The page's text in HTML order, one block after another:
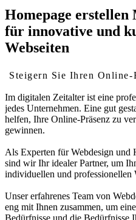
Homepage
für innovative und
Webseiten
Steigern Sie Ihren
Im digitalen Zeitalter ist eine
jedes Unternehmen. Eine gut
helfen, Ihre Online-Präsenz zu
gewinnen.
Als Experten für Webdesign und
sind wir Ihr idealer Partner, um
individuellen und professionellen
Unser erfahrenes Team von
eng mit Ihnen zusammen, um
Bedürfnisse und die Bedürfnisse